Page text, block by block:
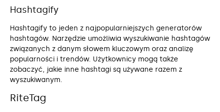
Hashtagify
Hashtagify to jeden z najpopularniejszych generatorów
hashtagów. Narzędzie umożliwia wyszukiwanie hashtagów
związanych z danym słowem kluczowym oraz analizę
popularności i trendów. Użytkownicy mogą także
zobaczyć, jakie inne hashtagi są używane razem z
wyszukiwanym.
RiteTag